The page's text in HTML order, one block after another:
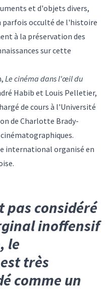
et d'objets divers,
parfois occulté de l'histoire
à la préservation des
sur cette
Le cinéma dans l'œil du
Habib et Louis Pelletier,
de cours à l'Université
de Charlotte Brady-
international organisé en
pas considéré
inoffensif
le
très
comme un